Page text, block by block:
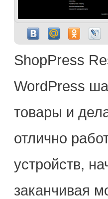
ShopPress
WordPress
товары и
отлично
устройств,
заканчивая